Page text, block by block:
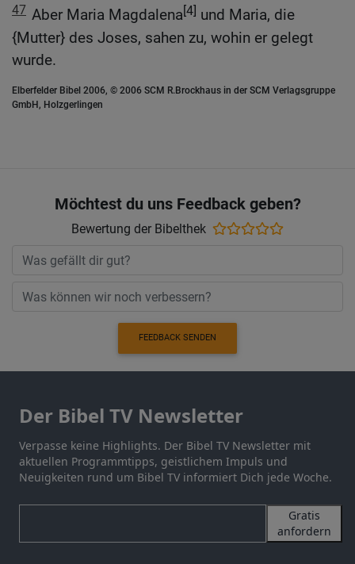
47 Aber Maria Magdalena[4] und Maria, die
{Mutter} des Joses, sahen zu, wohin er gelegt
wurde.
Elberfelder Bibel 2006, © 2006 SCM R.Brockhaus in der SCM Verlagsgruppe
GmbH, Holzgerlingen
Möchtest du uns Feedback geben?
Bewertung der Bibelthek
FEEDBACK SENDEN
Der Bibel TV Newsletter
Verpasse keine Highlights. Der Bibel TV Newsletter mit
aktuellen Programmtipps, geistlichem Impuls und
Neuigkeiten rund um Bibel TV informiert Dich jede Woche.
Gratis
anfordern